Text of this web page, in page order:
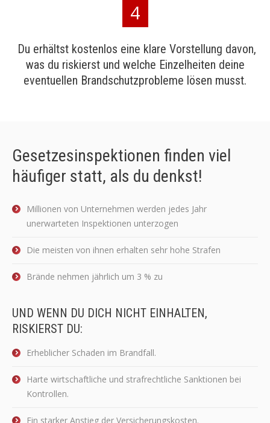
4
Du erhältst kostenlos eine klare Vorstellung davon,
was du riskierst und welche Einzelheiten deine
eventuellen Brandschutzprobleme lösen musst.
Gesetzesinspektionen finden viel
häufiger statt, als du denkst!
Millionen von Unternehmen werden jedes Jahr
unerwarteten Inspektionen unterzogen
Die meisten von ihnen erhalten sehr hohe Strafen
Brände nehmen jährlich um 3 % zu
UND WENN DU DICH NICHT EINHALTEN,
RISKIERST DU:
Erheblicher Schaden im Brandfall.
Harte wirtschaftliche und strafrechtliche Sanktionen bei
Kontrollen.
Ein starker Anstieg der Versicherungskosten.